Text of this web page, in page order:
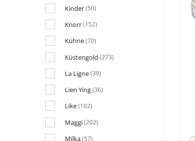
Kinder(50)
Knorr(152)
Kühne(70)
Küstengold (273)
La Ligne(39)
Lien Ying(36)
Like(102)
Maggi(202)
Milka(57)